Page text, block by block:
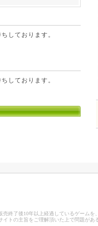
しております。
しております。
終了後10年以上経過しているゲーム
トの主旨をご理解頂いた上で問題が